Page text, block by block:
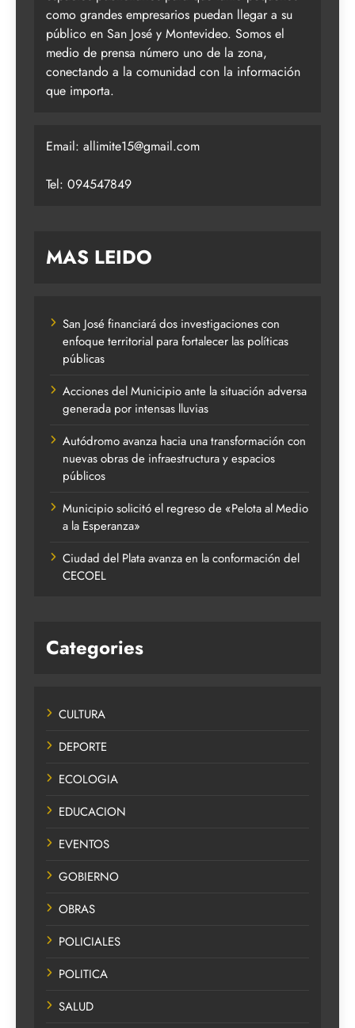
como grandes empresarios puedan llegar a su
público en San José y Montevideo. Somos el
medio de prensa número uno de la zona,
conectando a la comunidad con la información
que importa.
Email: allimite15@gmail.com
Tel: 094547849
MAS LEIDO
San José financiará dos investigaciones con
enfoque territorial para fortalecer las políticas
públicas
Acciones del Municipio ante la situación adversa
generada por intensas lluvias
Autódromo avanza hacia una transformación con
nuevas obras de infraestructura y espacios
públicos
Municipio solicitó el regreso de «Pelota al Medio
a la Esperanza»
Ciudad del Plata avanza en la conformación del
CECOEL
Categories
CULTURA
DEPORTE
ECOLOGIA
EDUCACION
EVENTOS
GOBIERNO
OBRAS
POLICIALES
POLITICA
SALUD